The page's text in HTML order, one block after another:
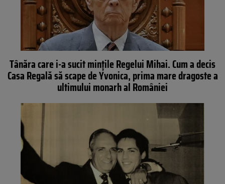
Tânăra care i-a sucit mințile Regelui Mihai. Cum a decis
Casa Regală să scape de Yvonica, prima mare dragoste a
ultimului monarh al României